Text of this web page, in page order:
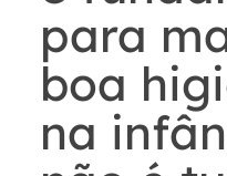
para
boa
na